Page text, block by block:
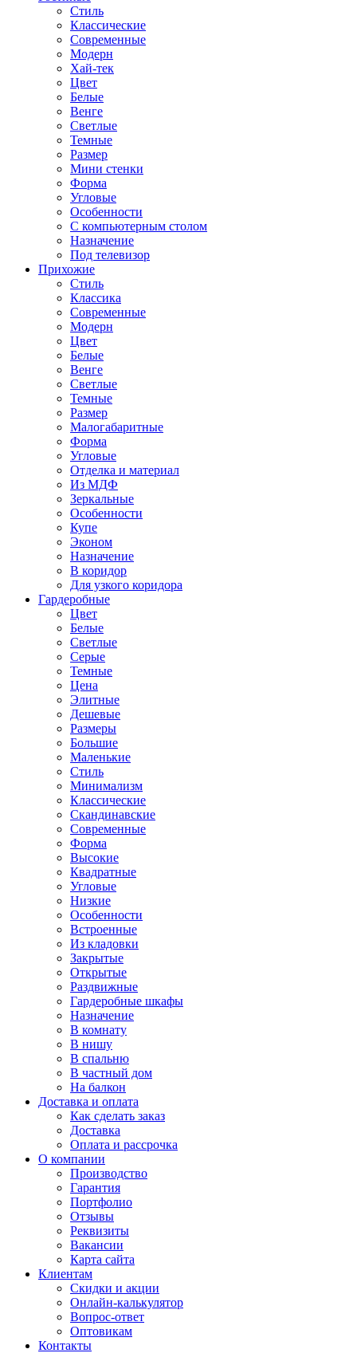
Стиль
Классические
Современные
Модерн
Хай-тек
Цвет
Белые
Венге
Светлые
Темные
Размер
Мини стенки
Форма
Угловые
Особенности
С компьютерным столом
Назначение
Под телевизор
Прихожие
Стиль
Классика
Современные
Модерн
Цвет
Белые
Венге
Светлые
Темные
Размер
Малогабаритные
Форма
Угловые
Отделка и материал
Из МДФ
Зеркальные
Особенности
Купе
Эконом
Назначение
В коридор
Для узкого коридора
Гардеробные
Цвет
Белые
Светлые
Серые
Темные
Цена
Элитные
Дешевые
Размеры
Большие
Маленькие
Стиль
Минимализм
Классические
Скандинавские
Современные
Форма
Высокие
Квадратные
Угловые
Низкие
Особенности
Встроенные
Из кладовки
Закрытые
Открытые
Раздвижные
Гардеробные шкафы
Назначение
В комнату
В нишу
В спальню
В частный дом
На балкон
Доставка и оплата
Как сделать заказ
Доставка
Оплата и рассрочка
О компании
Производство
Гарантия
Портфолио
Отзывы
Реквизиты
Вакансии
Карта сайта
Клиентам
Скидки и акции
Онлайн-калькулятор
Вопрос-ответ
Оптовикам
Контакты